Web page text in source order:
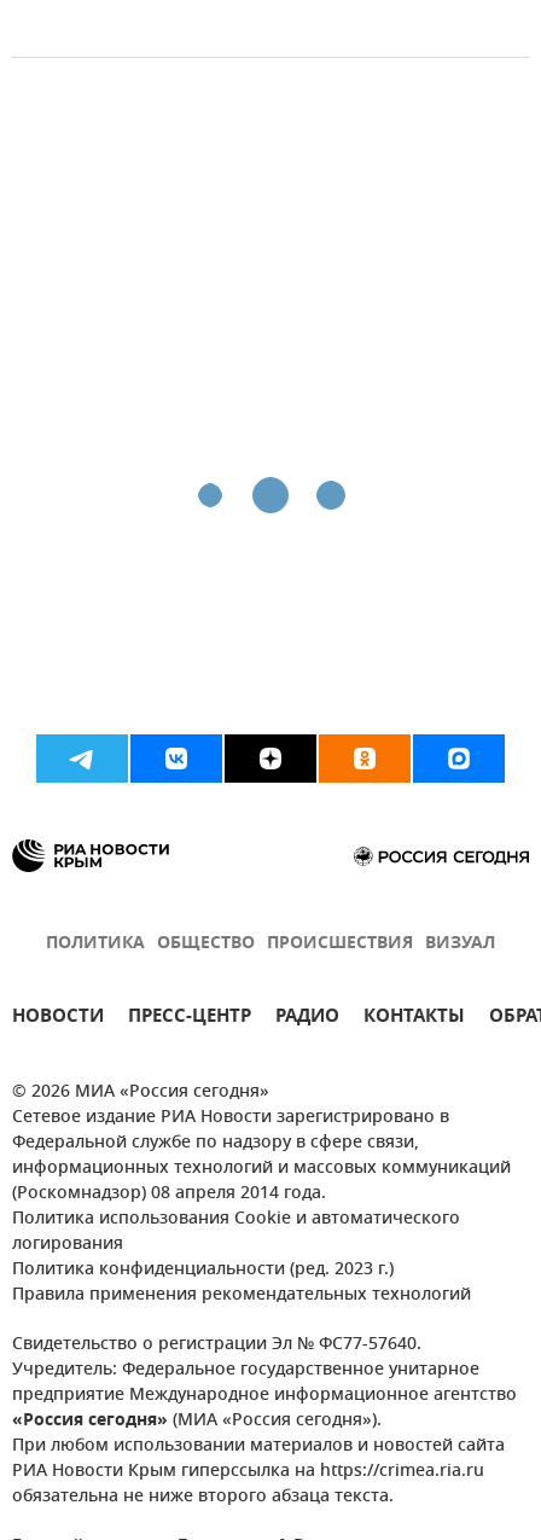
ПОЛИТИКА ОБЩЕСТВО ПРОИСШЕСТВИЯ ВИЗУАЛ
НОВОСТИ ПРЕСС-ЦЕНТР РАДИО КОНТАКТЫ
© 2026 МИА «Россия сегодня»
Сетевое издание РИА Новости зарегистрировано в
Федеральной службе по надзору в сфере связи,
информационных технологий и массовых коммуникаций
(Роскомнадзор) 08 апреля 2014 года.
Политика использования Cookie и автоматического
логирования
Политика конфиденциальности (ред. 2023 г.)
Правила применения рекомендательных технологий
Свидетельство о регистрации Эл № ФС77-57640.
Учредитель: Федеральное государственное унитарное
предприятие Международное информационное агентство
«Россия сегодня» (МИА «Россия сегодня»).
При любом использовании материалов и новостей сайта
РИА Новости Крым гиперссылка на https://crimea.ria.ru
обязательна не ниже второго абзаца текста.